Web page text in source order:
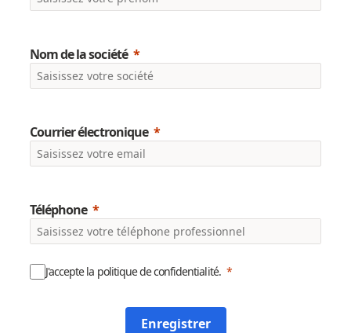
Nom de la société
Courrier électronique
Téléphone
J'accepte la politique de confidentialité.
Enregistrer